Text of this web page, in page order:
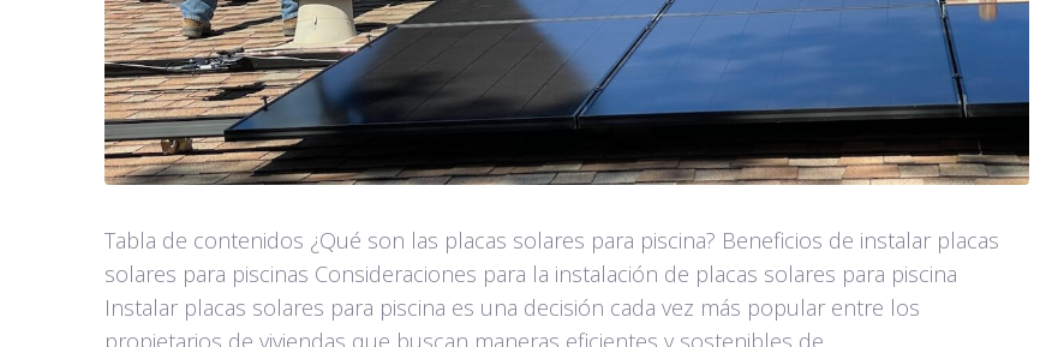
Tabla de contenidos ¿Qué son las placas solares para piscina? Beneficios de instalar placas
solares para piscinas Consideraciones para la instalación de placas solares para piscina
Instalar placas solares para piscina es una decisión cada vez más popular entre los